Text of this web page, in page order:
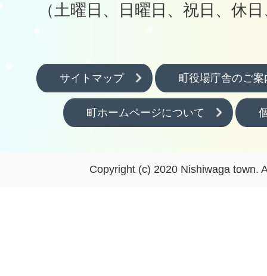
（土曜日、日曜日、祝日、休
サイトマップ 町役場庁舎のご案
町ホームページについて
Copyright (c) 2020 Nishiwaga town.